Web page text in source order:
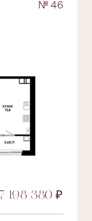
№ 46
7 198 380 ₽